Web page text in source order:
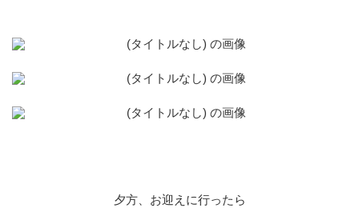
夕方、お迎えに行ったら